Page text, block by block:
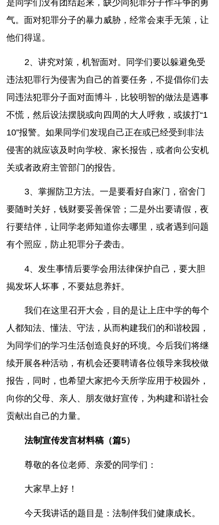
是同学们没有团结起来，缺少同犯罪分子作斗争的勇
气。面对犯罪分子的暴力威胁，经常会束手无策，让
他们得逞。
2、讲究对策，机智面对。同学们要以躲避免受
违法犯罪行为侵害为自己的首要任务，不提倡你们去
同违法犯罪分子面对面博斗，比较明智的做法是遇事
不慌，然后设法摆脱或向四周的大人呼救，或拔打“1
10”报警。如果同学们发现自己正在或已经受到非法
侵害的就应该及时向学校、家长报告，或者向公安机
关或者政府主管部门的报告。
3、掌握防卫方法。一是要看好自家门，宿舍门
要随时关好，钱财要妥善保管；二是外出要请假，夜
行要结伴，让同学老师知道你去哪里，或者遇到问题
有个照应，防止犯罪分子袭击。
4、发生事情后要学会用法律保护自己，要大胆
揭发坏人坏事，不要姑息养奸。
我们在这里召开大会，目的是让上庄中学的每个
人都知法、懂法、守法，从而构建我们的和谐校园，
为同学们的学习生活创造良好的环境。今后我们将继
续开展各种活动，有机会还要聘请各位领导来我校做
报告，同时，也希望大家把今天所学应用于校园外，
向你的父母、亲人、朋友做好宣传，为构建和谐社会
贡献出自己的力量。
法制宣传发言材料稿（篇5）
尊敬的各位老师、亲爱的同学们：
大家早上好！
今天我讲话的题目是：法制伴我们健康成长。